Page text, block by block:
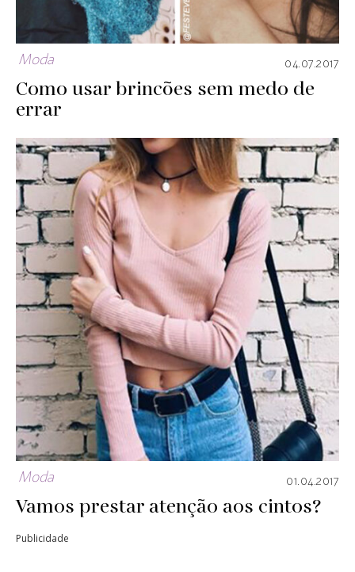
Moda 04.07.2017
Como usar brincões sem medo de
errar
Moda 01.04.2017
Vamos prestar atenção aos cintos?
Publicidade